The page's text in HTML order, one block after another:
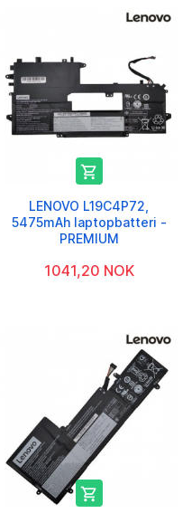

LENOVO L19C4P72,
5475mAh laptopbatteri -
PREMIUM
1041,20 NOK
